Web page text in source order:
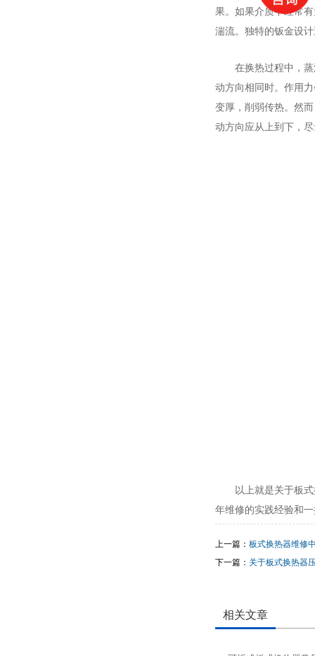
果。如果介质中经常
湍流。独特的钣金设
在换热过程中，
动方向相同时。作用
变厚，削弱传热。然
动方向应从上到下，
以上就是关于板
年维修的实践经验和
上一篇： 板式换热器维修
下一篇： 关于板式换热器
相关文章